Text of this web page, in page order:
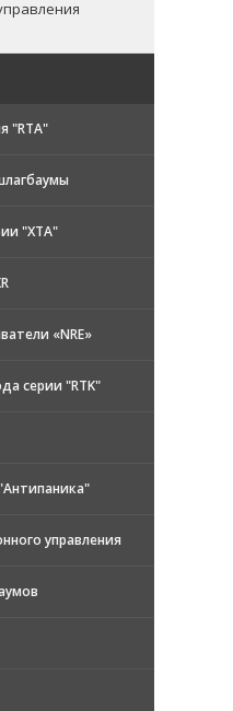
"RTA"
"XTA"
«NRE»
серии "RTK"
управления